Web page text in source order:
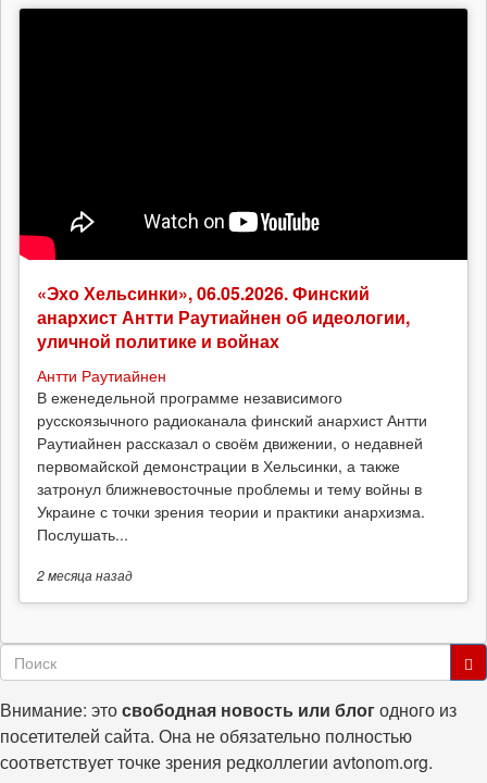
«Эхо Хельсинки», 06.05.2026. Финский
анархист Антти Раутиайнен об идеологии,
уличной политике и войнах
Антти Раутиайнен
В еженедельной программе независимого
русскоязычного радиоканала финский анархист Антти
Раутиайнен рассказал о своём движении, о недавней
первомайской демонстрации в Хельсинки, а также
затронул ближневосточные проблемы и тему войны в
Украине с точки зрения теории и практики анархизма.
Послушать...
2 месяцаназад
Форма
поиска
Внимание: этосвободная новость или блогодного из
посетителей сайта. Она не обязательно полностью
соответствует точке зрения редколлегии avtonom.org.